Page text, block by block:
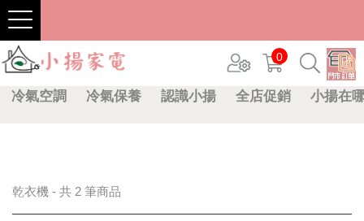
0
冷氣空調 冷氣保養 認識小揚 全店促銷 小揚在
乾衣機 - 共 2 筆商品